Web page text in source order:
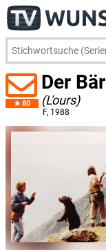
80
Der Bär
(L'ours)
F, 1988